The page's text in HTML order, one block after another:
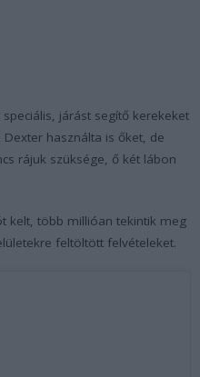
járást segítő kerekeket
használta is őket, de
rájuk szüksége, ő két lábon
kelt, több millióan tekintik meg
feltöltött felvételeket.